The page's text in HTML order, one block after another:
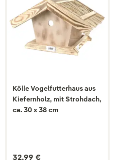
Kölle Vogelfutterhaus aus
Kiefernholz, mit Strohdach,
ca. 30 x 38 cm
32,99 €